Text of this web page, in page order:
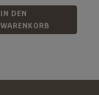
IN DEN
WARENKORB